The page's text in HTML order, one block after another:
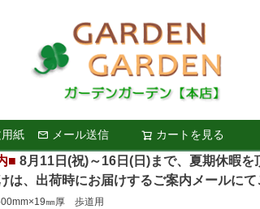
紙 メール送信 カートを見る
検索
■ 8月11日(祝)～16日(日)まで、夏期休暇を
出荷時にお届けするご案内メールにて
㎜厚 歩道用